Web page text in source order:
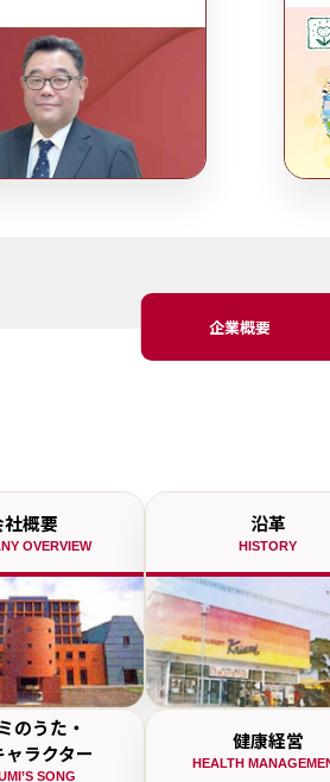
企業概要
社概要
OVERVIEW
沿革
HISTORY
のうた・
ラクター
SONG
健康経営
HEALTH